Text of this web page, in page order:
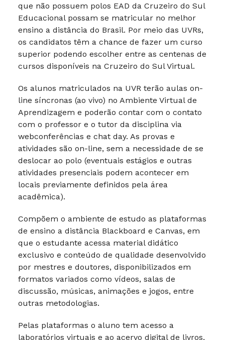
que não possuem polos EAD da Cruzeiro do Sul
Educacional possam se matricular no melhor
ensino a distância do Brasil. Por meio das UVRs,
os candidatos têm a chance de fazer um curso
superior podendo escolher entre as centenas de
cursos disponíveis na Cruzeiro do Sul Virtual.
Os alunos matriculados na UVR terão aulas on-
line síncronas (ao vivo) no Ambiente Virtual de
Aprendizagem e poderão contar com o contato
com o professor e o tutor da disciplina via
webconferências e chat day. As provas e
atividades são on-line, sem a necessidade de se
deslocar ao polo (eventuais estágios e outras
atividades presenciais podem acontecer em
locais previamente definidos pela área
acadêmica).
Compõem o ambiente de estudo as plataformas
de ensino a distância Blackboard e Canvas, em
que o estudante acessa material didático
exclusivo e conteúdo de qualidade desenvolvido
por mestres e doutores, disponibilizados em
formatos variados como vídeos, salas de
discussão, músicas, animações e jogos, entre
outras metodologias.
Pelas plataformas o aluno tem acesso a
laboratórios virtuais e ao acervo digital de livros,